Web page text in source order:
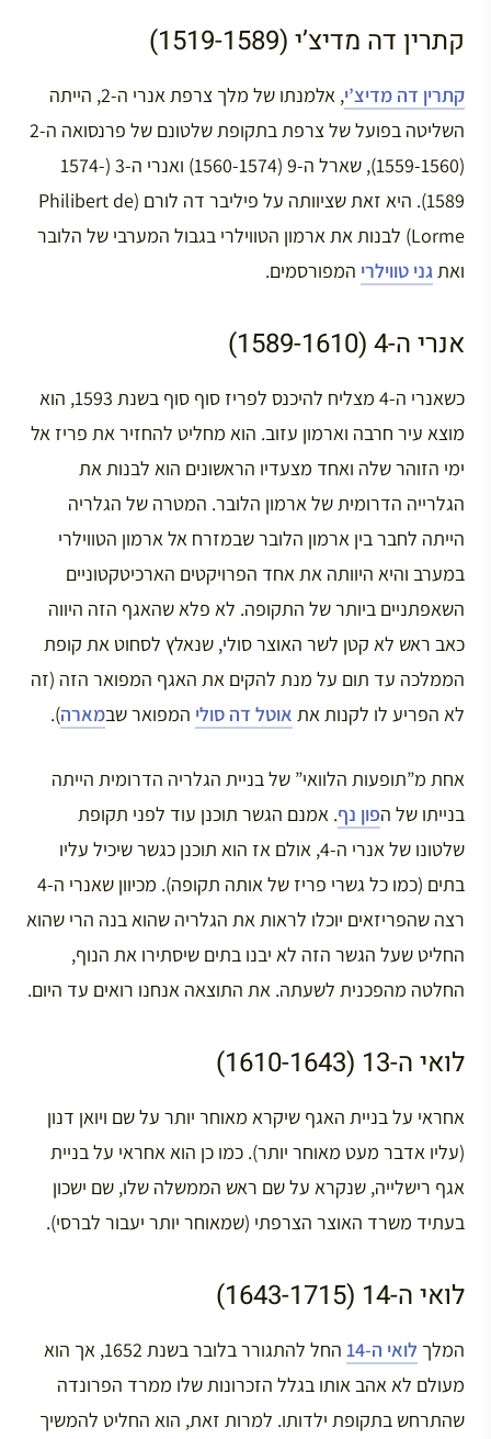
קתרין דה מדיצ’י (1519-1589)
קתרין דה מדיצ’י
, אלמנתו של מלך צרפת אנרי ה-2, הייתה
השליטה בפועל של צרפת בתקופת שלטונם של פרנסואה ה-2
(1559-1560), שארל ה-9 (1560-1574) ואנרי ה-3 (1574-
1589). היא זאת שציוותה על פיליבר דה לורם (Philibert de
Lorme) לבנות את ארמון הטווילרי בגבול המערבי של הלובר
ואתגני טווילרי המפורסמים.
אנרי ה-4 (1589-1610)
כשאנרי ה-4 מצליח להיכנס לפריז סוף סוף בשנת 1593, הוא
מוצא עיר חרבה וארמון עזוב. הוא מחליט להחזיר את פריז אל
ימי הזוהר שלה ואחד מצעדיו הראשונים הוא לבנות את
הגלרייה הדרומית של ארמון הלובר. המטרה של הגלריה
הייתה לחבר בין ארמון הלובר שבמזרח אל ארמון הטווילרי
במערב והיא היוותה את אחד הפרויקטים הארכיטקטוניים
השאפתניים ביותר של התקופה. לא פלא שהאגף הזה היווה
כאב ראש לא קטן לשר האוצר סולי, שנאלץ לסחוט את קופת
הממלכה עד תום על מנת להקים את האגף המפואר הזה (זה
לא הפריע לו לקנות את אוטל דה סולי המפואר שבמארה).
אחת מ”תופעות הלוואי” של בניית הגלריה הדרומית הייתה
בנייתו של הפון נף. אמנם הגשר תוכנן עוד לפני תקופת
שלטונו של אנרי ה-4, אולם אז הוא תוכנן כגשר שיכיל עליו
בתים (כמו כל גשרי פריז של אותה תקופה). מכיוון שאנרי ה-4
רצה שהפריזאים יוכלו לראות את הגלריה שהוא בנה הרי שהוא
החליט שעל הגשר הזה לא יבנו בתים שיסתירו את הנוף,
החלטה מהפכנית לשעתה. את התוצאה אנחנו רואים עד היום.
לואי ה-13 (1610-1643)
אחראי על בניית האגף שיקרא מאוחר יותר על שם ויואן דנון
(עליו אדבר מעט מאוחר יותר). כמו כן הוא אחראי על בניית
אגף רישלייה, שנקרא על שם ראש הממשלה שלו, שם ישכון
בעתיד משרד האוצר הצרפתי (שמאוחר יותר יעבור לברסי).
לואי ה-14 (1643-1715)
המלך לואי ה-14
החל להתגורר בלובר בשנת 1652, אך הוא
מעולם לא אהב אותו בגלל הזכרונות שלו ממרד הפרונדה
שהתרחש בתקופת ילדותו. למרות זאת, הוא החליט להמשיך